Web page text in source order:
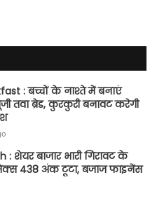
: बच्चों के नाश्ते में बनाएं
तवा ब्रेड, कुरकुरी बनावट करेगी
: शेयर बाजार भारी गिरावट के
438 अंक टूटा, बजाज फाइनेंस